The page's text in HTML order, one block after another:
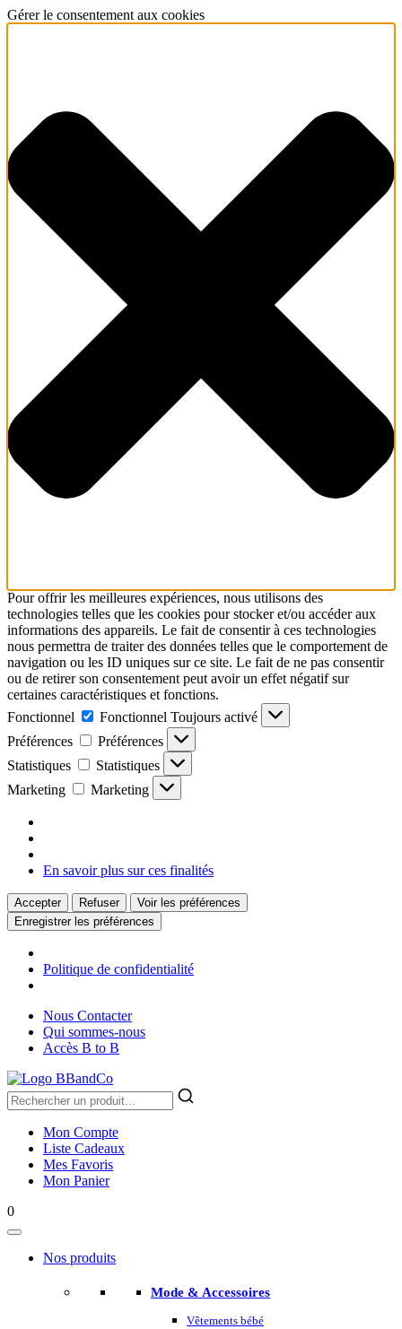
Gérer le consentement aux cookies
Pour offrir les meilleures expériences, nous utilisons des
technologies telles que les cookies pour stocker et/ou accéder aux
informations des appareils. Le fait de consentir à ces technologies
nous permettra de traiter des données telles que le comportement de
navigation ou les ID uniques sur ce site. Le fait de ne pas consentir
ou de retirer son consentement peut avoir un effet négatif sur
certaines caractéristiques et fonctions.
Fonctionnel
Fonctionnel Toujours activé
Préférences
Préférences
Statistiques
Statistiques
Marketing
Marketing
En savoir plus sur ces finalités
Accepter Refuser
Voir les préférences
Enregistrer les préférences
Politique de confidentialité
Nous Contacter
Qui sommes-nous
Accès B to B
Mon Compte
Liste Cadeaux
Mes Favoris
Mon Panier
0
Nos produits
Mode & Accessoires
Vêtements bébé